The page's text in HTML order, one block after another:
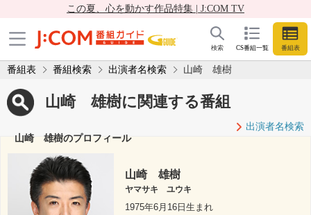
この夏、心を動かす作品特集 | J:COM TV
CS番組一覧 番組表
検索
番組表 番組検索 出演者名検索 山崎 雄樹
山崎 雄樹に関連する番組
出演者名検索
山崎 雄樹のプロフィール
山崎 雄樹
ヤマサキ ユウキ
1975年6月16日生まれ